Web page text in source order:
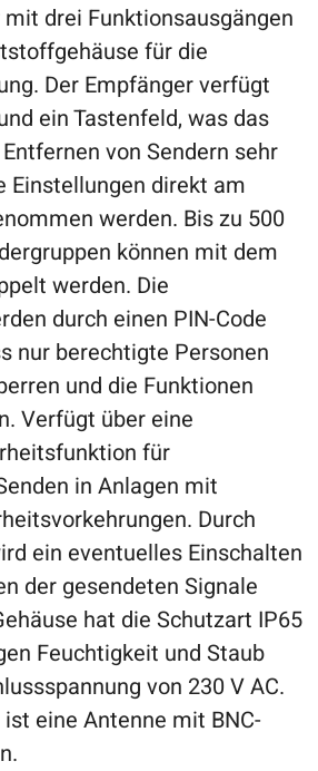
drei Funktionsausgängen
für die
Der Empfänger verfügt
ein Tastenfeld, was das
von Sendern sehr
Einstellungen direkt am
werden. Bis zu 500
können mit dem
werden. Die
durch einen PIN-Code
nur berechtigte Personen
und die Funktionen
Verfügt über eine
für
in Anlagen mit
Durch
ein eventuelles Einschalten
der gesendeten Signale
hat die Schutzart IP65
Feuchtigkeit und Staub
von 230 V AC.
eine Antenne mit BNC-